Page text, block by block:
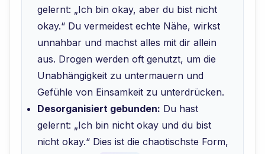
gelernt: „Ich bin okay, aber du bist nicht
okay.“ Du vermeidest echte Nähe, wirkst
unnahbar und machst alles mit dir allein
aus. Drogen werden oft genutzt, um die
Unabhängigkeit zu untermauern und
Gefühle von Einsamkeit zu unterdrücken.
Desorganisiert gebunden: Du hast
gelernt: „Ich bin nicht okay und du bist
nicht okay.“ Dies ist die chaotischste Form,